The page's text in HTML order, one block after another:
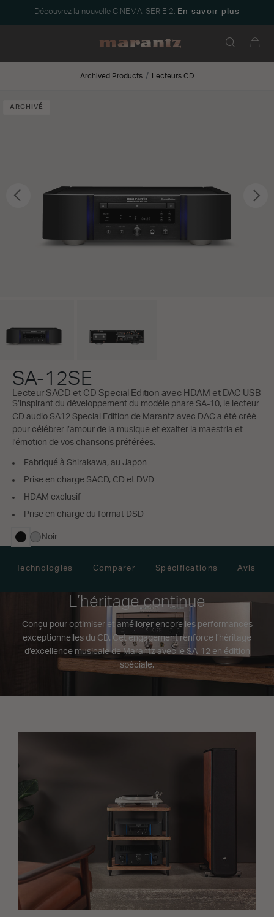
Découvrez la nouvelle CINEMA-SERIE 2. En savoir plus
Archived Products Lecteurs CD
ARCHIVÉ
Précédent
SA-12SE
Lecteur SACD et CD Special Edition avec HDAM et DAC USB
S’inspirant du développement du modèle phare SA-10, le lecteur
CD audio SA12 Special Edition de Marantz avec DAC a été créé
pour célébrer l’amour de la musique et exalter la maestria et
l’émotion de vos chansons préférées.
Fabriqué à Shirakawa, au Japon
Prise en charge SACD, CD et DVD
HDAM exclusif
Prise en charge du format DSD
sélectionné
Noir
Technologies Comparer Spécifications Avis
L’héritage continue
Conçu pour optimiser et améliorer encore les performances
exceptionnelles du CD. Cet engagement renforce l’héritage
d’excellence musicale de Marantz avec le SA-12 en édition
spéciale.